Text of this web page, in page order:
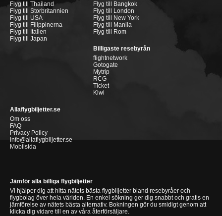
Flyg till Thailand
Flyg till Storbritannien
Flyg till USA
Flyg till Filippinerna
Flyg till Italien
Flyg till Japan
Flyg till Bangkok
Flyg till London
Flyg till New York
Flyg till Manila
Flyg till Rom
Billigaste resebyrån
flightnetwork
Gotogate
Mytrip
RCG
Ticket
Kiwi
Allaflygbiljetter.se
Om oss
FAQ
Privacy Policy
info@allaflygbiljetter.se
Mobilsida
Jämför alla billiga flygbiljetter
Vi hjälper dig att hitta nätets bästa flygbiljetter bland resebyråer och
flygbolag över hela världen. En enkel sökning ger dig snabbt och gratis en
jämförelse av nätets bästa alternativ. Bokningen gör du smidigt genom att
klicka dig vidare till en av våra återförsäljare.